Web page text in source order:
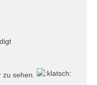
sehen.